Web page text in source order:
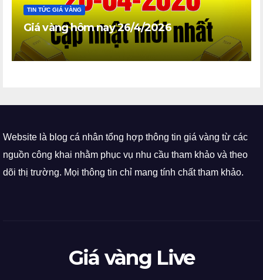
TIN TỨC GIÁ VÀNG
Giá vàng hôm nay 26/4/2026
Website là blog cá nhân tổng hợp thông tin giá vàng từ các
nguồn công khai nhằm phục vụ nhu cầu tham khảo và theo
dõi thị trường. Mọi thông tin chỉ mang tính chất tham khảo.
Giá vàng Live